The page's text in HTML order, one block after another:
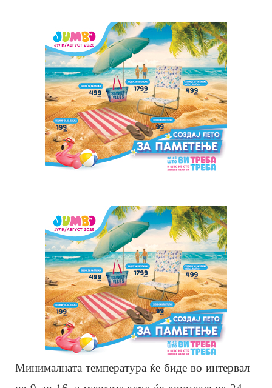
Минималната температура ќе биде во интервал